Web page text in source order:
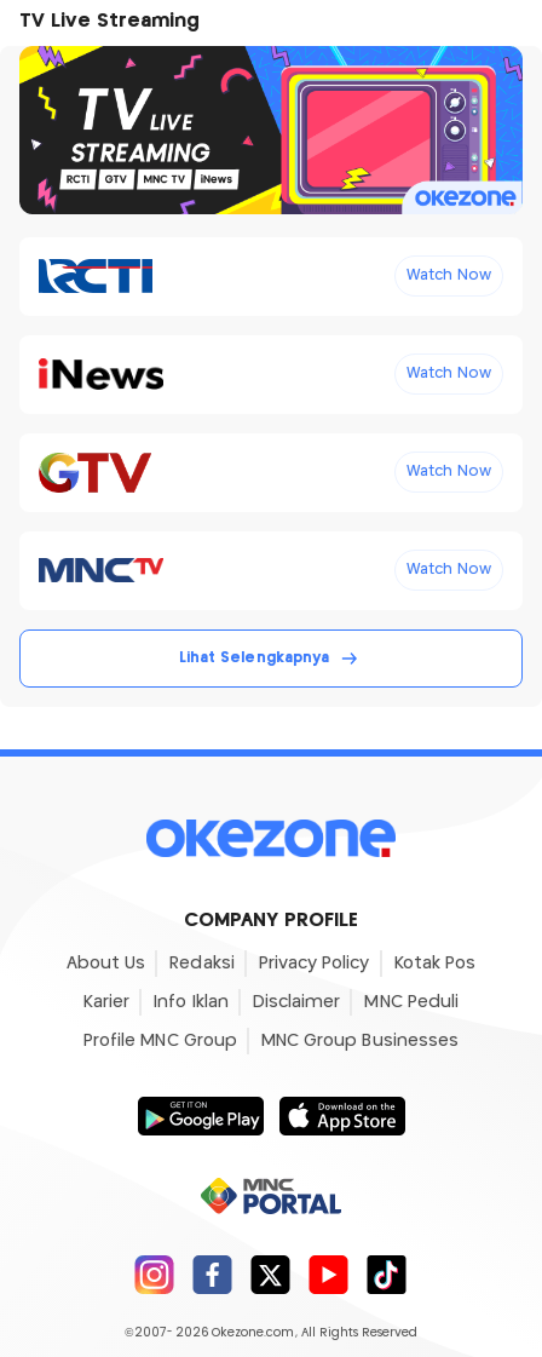
TV Live Streaming
Watch Now
Watch Now
Watch Now
Watch Now
Lihat Selengkapnya
COMPANY PROFILE
About Us Redaksi Privacy Policy Kotak Pos
Karier Info Iklan Disclaimer MNC Peduli
Profile MNC Group MNC Group Businesses
©2007- 2026 Okezone.com , All Rights Reserved